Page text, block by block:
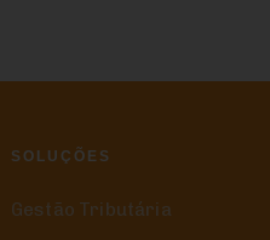
SOLUÇÕES
Gestão Tributária